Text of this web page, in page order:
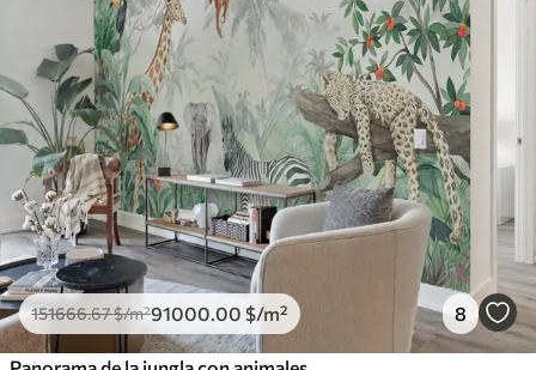
151666.67$/m²91000 .00 $/m² 8